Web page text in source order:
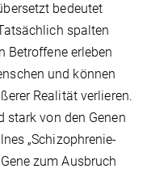
bedeutet
spalten
Betroffene erleben
und können
Realität verlieren.
stark von den Genen
„Schizophrenie-
zum Ausbruch